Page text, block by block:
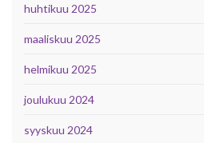
huhtikuu 2025
maaliskuu 2025
helmikuu 2025
joulukuu 2024
syyskuu 2024